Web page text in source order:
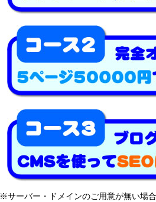
※サーバー・ドメインのご用意が無い場